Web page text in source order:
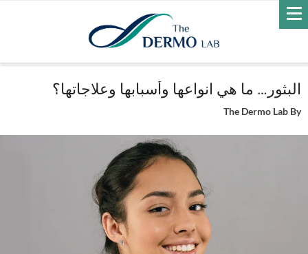
Home البثور… ما هي انواعها وأسبابها وعلاجاتها؟
البثور… ما هي انواعها وأسبابها وعلاجاتها؟
By
The Dermo Lab